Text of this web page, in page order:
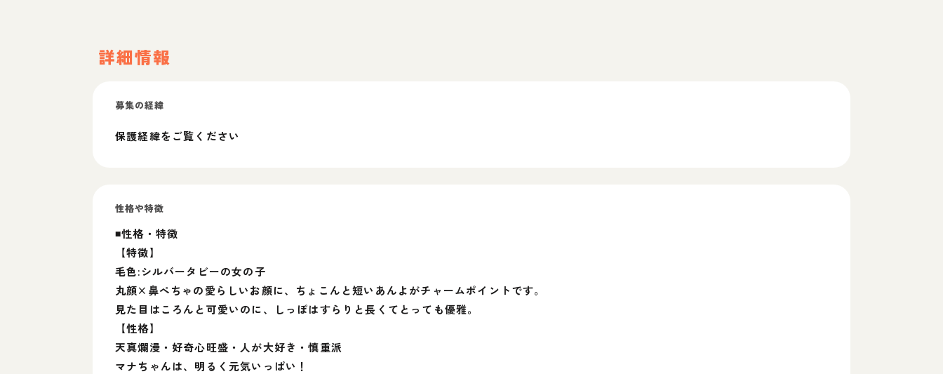
詳細情報
募集の経緯
保護経緯をご覧ください
性格や特徴
◾️性格・特徴
【特徴】
毛色:シルバータビーの女の子
丸顔×鼻ぺちゃの愛らしいお顔に、ちょこんと短いあんよがチャームポイントです。
見た目はころんと可愛いのに、しっぽはすらりと長くてとっても優雅。
【性格】
天真爛漫・好奇心旺盛・人が大好き・慎重派
マナちゃんは、明るく元気いっぱい！